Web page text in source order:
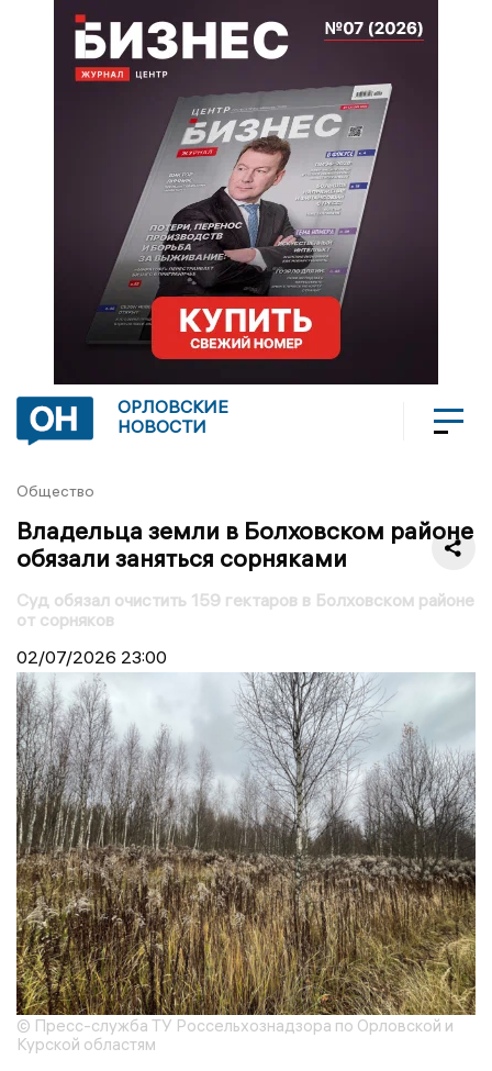
ОРЛОВСКИЕ
НОВОСТИ
Общество
Владельца земли в Болховском районе
обязали заняться сорняками
Суд обязал очистить 159 гектаров в Болховском районе
от сорняков
02/07/2026 23:00
© Пресс-служба ТУ Россельхознадзора по Орловской и
Курской областям